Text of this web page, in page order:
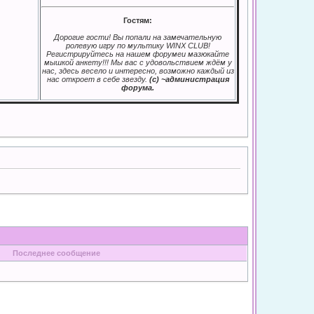
Гостям:
Дорогие гости! Вы попали на замечательную
ролевую игру по мультику WINX CLUB!
Регистрируйтесь на нашем форумеи мазюкайте
мышкой анкету!!! Мы вас с удовольствием ждём у
нас, здесь весело и интересно, возможно каждый из
нас откроет в себе звезду. (с) ~администрация
форума.
Последнее сообщение